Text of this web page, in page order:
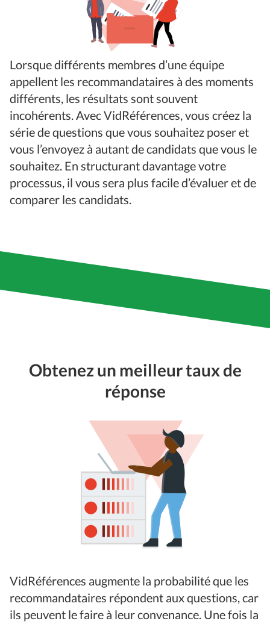
Lorsque différents membres d’une équipe
appellent les recommandataires à des moments
différents, les résultats sont souvent
incohérents. Avec VidRéférences, vous créez la
série de questions que vous souhaitez poser et
vous l’envoyez à autant de candidats que vous le
souhaitez. En structurant davantage votre
processus, il vous sera plus facile d’évaluer et de
comparer les candidats.
Obtenez un meilleur taux de
réponse
VidRéférences augmente la probabilité que les
recommandataires répondent aux questions, car
ils peuvent le faire à leur convenance. Une fois la